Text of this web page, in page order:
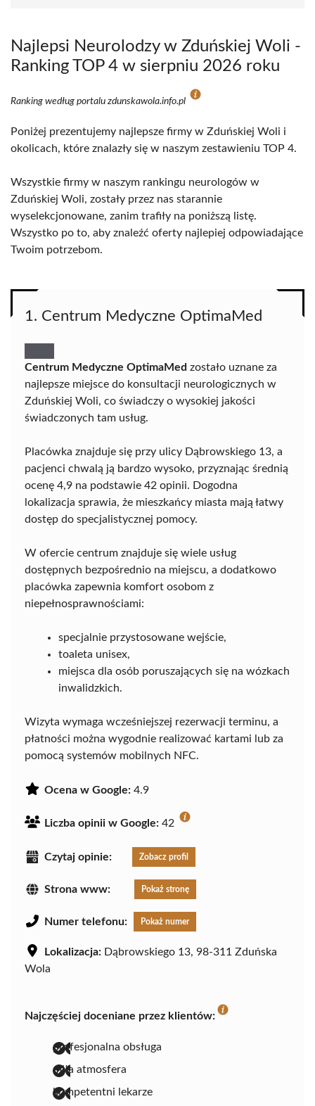
Najlepsi Neurolodzy w Zduńskiej Woli -
Ranking TOP 4 w sierpniu 2026 roku
Ranking według portalu zdunskawola.info.pl
Poniżej prezentujemy najlepsze firmy w Zduńskiej Woli i
okolicach, które znalazły się w naszym zestawieniu TOP 4.
Wszystkie firmy w naszym rankingu neurologów w
Zduńskiej Woli, zostały przez nas starannie
wyselekcjonowane, zanim trafiły na poniższą listę.
Wszystko po to, aby znaleźć oferty najlepiej odpowiadające
Twoim potrzebom.
1. Centrum Medyczne OptimaMed
Centrum Medyczne OptimaMed zostało uznane za
najlepsze miejsce do konsultacji neurologicznych w
Zduńskiej Woli, co świadczy o wysokiej jakości
świadczonych tam usług.
Placówka znajduje się przy ulicy Dąbrowskiego 13, a
pacjenci chwalą ją bardzo wysoko, przyznając średnią
ocenę 4,9 na podstawie 42 opinii. Dogodna
lokalizacja sprawia, że mieszkańcy miasta mają łatwy
dostęp do specjalistycznej pomocy.
W ofercie centrum znajduje się wiele usług
dostępnych bezpośrednio na miejscu, a dodatkowo
placówka zapewnia komfort osobom z
niepełnosprawnościami:
specjalnie przystosowane wejście,
toaleta unisex,
miejsca dla osób poruszających się na wózkach
inwalidzkich.
Wizyta wymaga wcześniejszej rezerwacji terminu, a
płatności można wygodnie realizować kartami lub za
pomocą systemów mobilnych NFC.
Ocena w Google: 4.9
Liczba opinii w Google: 42
Czytaj opinie: Zobacz profil
Strona www: Pokaż stronę
Numer telefonu: Pokaż numer
Lokalizacja: Dąbrowskiego 13, 98-311 Zduńska
Wola
Najczęściej doceniane przez klientów:
profesjonalna obsługa
miła atmosfera
kompetentni lekarze